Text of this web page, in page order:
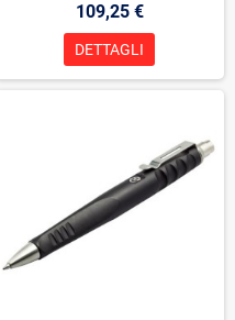
109,25 €
DETTAGLI